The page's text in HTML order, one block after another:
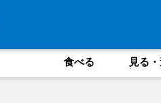
食べる 見る